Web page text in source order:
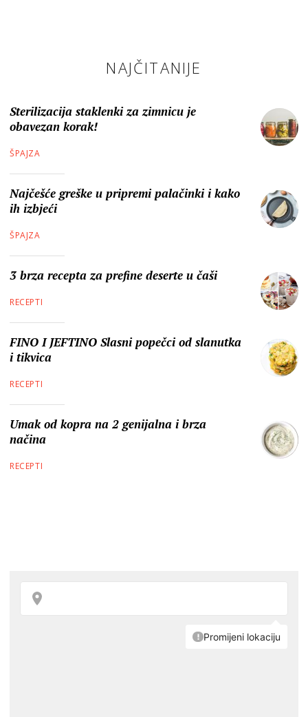
NAJČITANIJE
Sterilizacija staklenki za zimnicu je
obavezan korak!
ŠPAJZA
Najčešće greške u pripremi palačinki i kako
ih izbjeći
ŠPAJZA
3 brza recepta za prefine deserte u čaši
RECEPTI
FINO I JEFTINO Slasni popečci od slanutka
i tikvica
RECEPTI
Umak od kopra na 2 genijalna i brza
načina
RECEPTI